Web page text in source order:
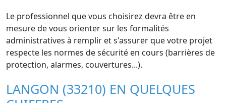
Le professionnel que vous choisirez devra être en
mesure de vous orienter sur les formalités
administratives à remplir et s'assurer que votre projet
respecte les normes de sécurité en cours (barrières de
protection, alarmes, couvertures...).
LANGON (33210) EN QUELQUES